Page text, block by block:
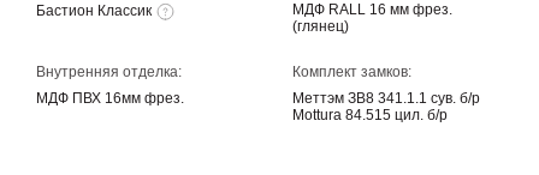
Бастион Классик
МДФ RALL 16 мм фрез.
(глянец)
Внутренняя отделка:
МДФ ПВХ 16мм фрез.
Комплект замков:
Меттэм ЗВ8 341.1.1 сув. б/р
Mottura 84.515 цил. б/р